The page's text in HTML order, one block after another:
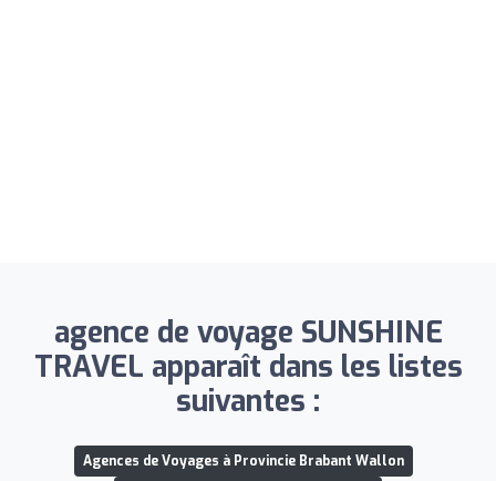
agence de voyage SUNSHINE
TRAVEL apparaît dans les listes
suivantes :
Agences de Voyages à Provincie Brabant Wallon